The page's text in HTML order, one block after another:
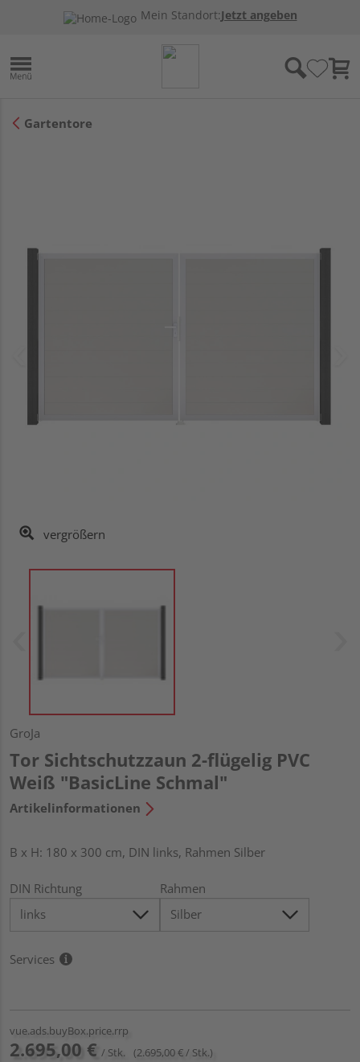
Mein Standort:Jetzt angeben
Gartentore
vergrößern
GroJa
Tor Sichtschutzzaun 2-flügelig PVC
Weiß "BasicLine Schmal"
Artikelinformationen
B x H: 180 x 300 cm, DIN links, Rahmen Silber
DIN Richtung Rahmen
Services
vue.ads.buyBox.price.rrp
2.695,00 € / Stk. (2.695,00 € / Stk.)